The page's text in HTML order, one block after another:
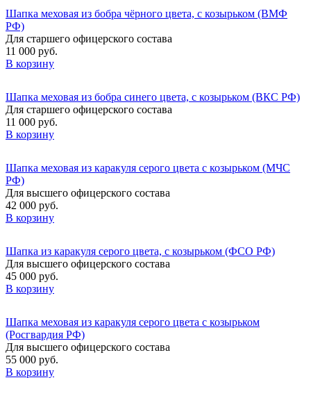
Шапка меховая из бобра чёрного цвета, с козырьком (ВМФ
РФ)
Для старшего офицерского состава
11 000 руб.
В корзину
Шапка меховая из бобра синего цвета, с козырьком (ВКС РФ)
Для старшего офицерского состава
11 000 руб.
В корзину
Шапка меховая из каракуля серого цвета с козырьком (МЧС
РФ)
Для высшего офицерского состава
42 000 руб.
В корзину
Шапка из каракуля серого цвета, с козырьком (ФСО РФ)
Для высшего офицерского состава
45 000 руб.
В корзину
Шапка меховая из каракуля серого цвета с козырьком
(Росгвардия РФ)
Для высшего офицерского состава
55 000 руб.
В корзину